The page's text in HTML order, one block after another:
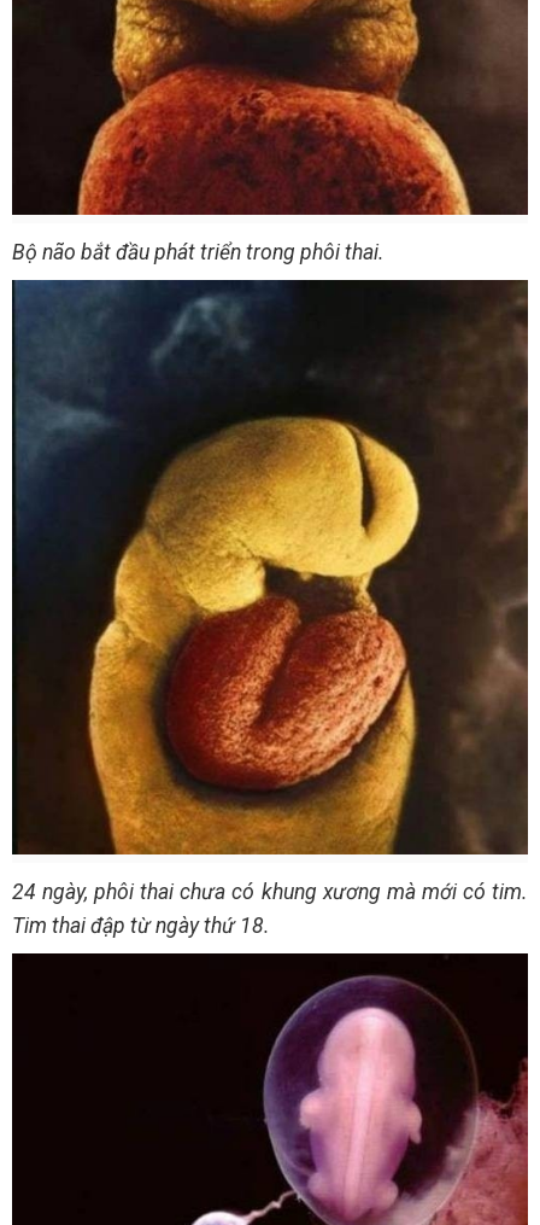
Bộ não bắt đầu phát triển trong phôi thai.
24 ngày, phôi thai chưa có khung xương mà mới có tim.
Tim thai đập từ ngày thứ 18.